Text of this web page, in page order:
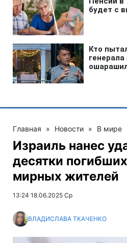
Главная » Новости » В мире
Израиль нанес
десятки
мирных жителей
13:24 18.06.2025 Ср
ВЛАДИСЛАВА ТКАЧЕНКО